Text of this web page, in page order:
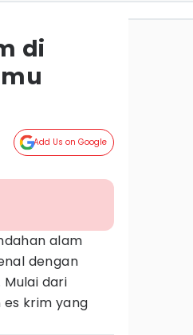
di
Add Us on Google
alam
dengan
dari
krim yang